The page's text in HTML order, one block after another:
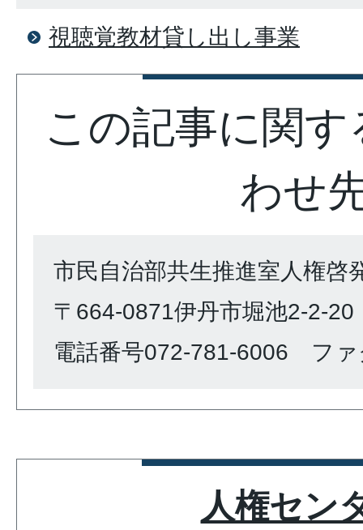
視聴覚教材貸し出し事業
この記事に関
わせ
市民自治部共生推進室人権啓
〒664-0871伊丹市堀池2-2-20
電話番号072-781-6006 ファ
人権セン